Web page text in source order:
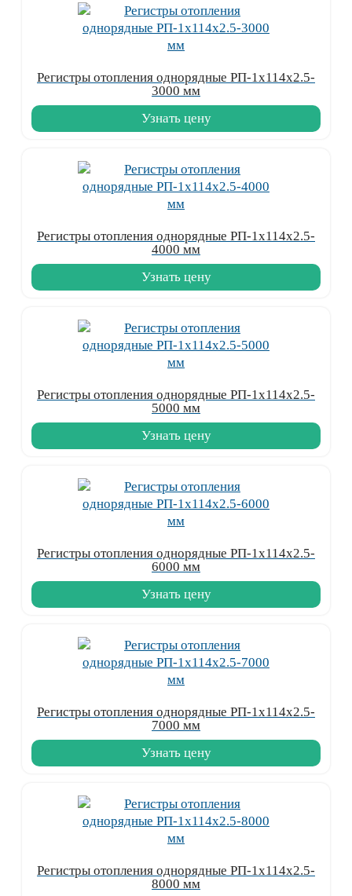
Регистры отопления однорядные РП-1x114x2.5-
3000 мм
Узнать цену
Регистры отопления однорядные РП-1x114x2.5-
4000 мм
Узнать цену
Регистры отопления однорядные РП-1x114x2.5-
5000 мм
Узнать цену
Регистры отопления однорядные РП-1x114x2.5-
6000 мм
Узнать цену
Регистры отопления однорядные РП-1x114x2.5-
7000 мм
Узнать цену
Регистры отопления однорядные РП-1x114x2.5-
8000 мм